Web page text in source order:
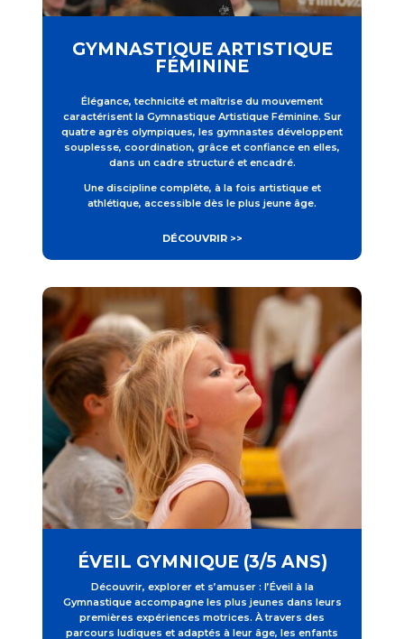
GYMNASTIQUE ARTISTIQUE
FÉMININE
Élégance, technicité et maîtrise du mouvement
caractérisent la Gymnastique Artistique Féminine. Sur
quatre agrès olympiques, les gymnastes développent
souplesse, coordination, grâce et confiance en elles,
dans un cadre structuré et encadré.
Une discipline complète, à la fois artistique et
athlétique, accessible dès le plus jeune âge.
DÉCOUVRIR >>
ÉVEIL GYMNIQUE (3/5 ANS)
Découvrir, explorer et s’amuser : l’Éveil à la
Gymnastique accompagne les plus jeunes dans leurs
premières expériences motrices. À travers des
parcours ludiques et adaptés à leur âge, les enfants